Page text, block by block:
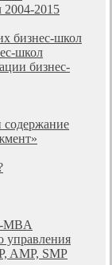
2004-2015
бизнес-школ
школ
бизнес-
MBA
управления
AMP, SMP